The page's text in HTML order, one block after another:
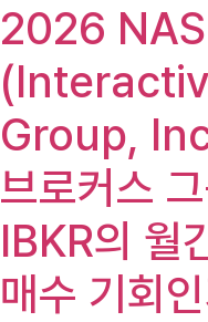
2026
Group,
브로커스
IBKR의 월
매수 기회